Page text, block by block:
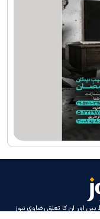
اور ان کا تعلق رضاوی نیوز